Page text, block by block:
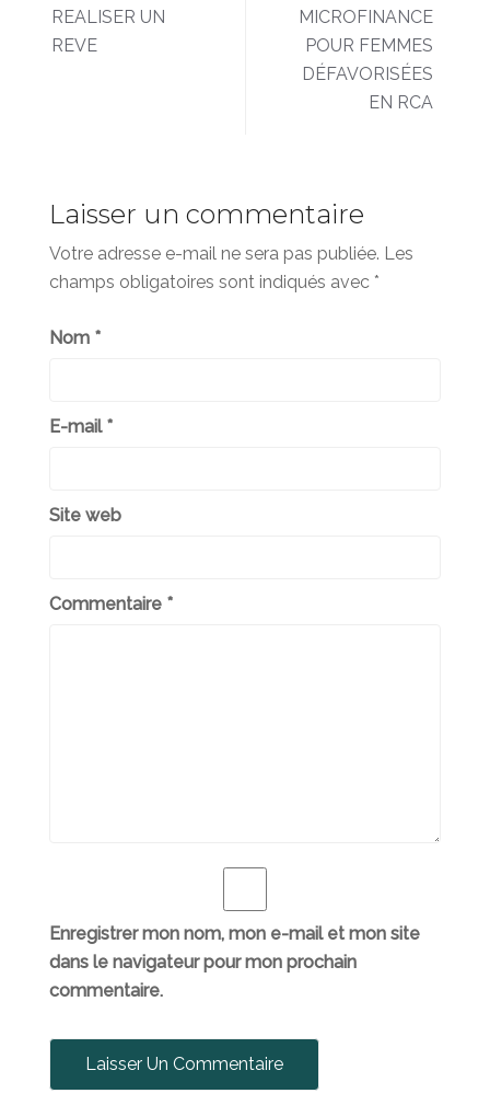
de
REALISER UN
REVE
MICROFINANCE
POUR FEMMES
DÉFAVORISÉES
EN RCA
Laisser un commentaire
Votre adresse e-mail ne sera pas publiée. Les
champs obligatoires sont indiqués avec *
Nom *
E-mail *
Site web
Commentaire *
Enregistrer mon nom, mon e-mail et mon site
dans le navigateur pour mon prochain
commentaire.